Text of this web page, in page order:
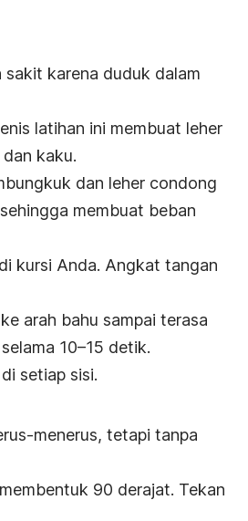
sakit karena duduk dalam
latihan ini membuat leher
kaku.
dan leher condong
membuat beban
kursi Anda. Angkat tangan
arah bahu sampai terasa
10–15 detik.
setiap sisi.
menerus, tetapi tanpa
90 derajat. Tekan